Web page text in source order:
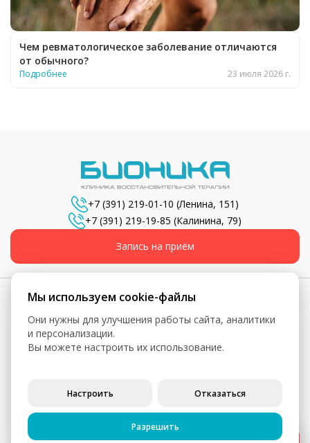
Чем ревматологическое заболевание отличаются
от обычного?
Подробнее 23 июля 2026 г.
+7 (391) 219-01-10 (Ленина, 151)
+7 (391) 219-19-85 (Калинина, 79)
Запись на приём
© 2026, Бионика - Сеть медицинских центров
Вся информация, включая цены, представлена для
Политика конфиденциальности
Согласие на обработку персональных данных
Мы используем cookie-файлы
Они нужны для улучшения работы сайта, аналитики
и персонализации.
Вы можете настроить их использование.
Настроить Отказаться
Разрешить